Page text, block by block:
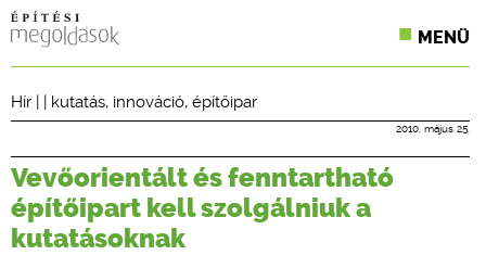
MENÜ
CPR TERMÉKKIÍRÁS
ÉPÍTÉSI JOG
Hír | | kutatás, innováció, építőipar
2010. május 25.
Vevőorientált és fenntartható
építőipart kell szolgálniuk a
kutatásoknak